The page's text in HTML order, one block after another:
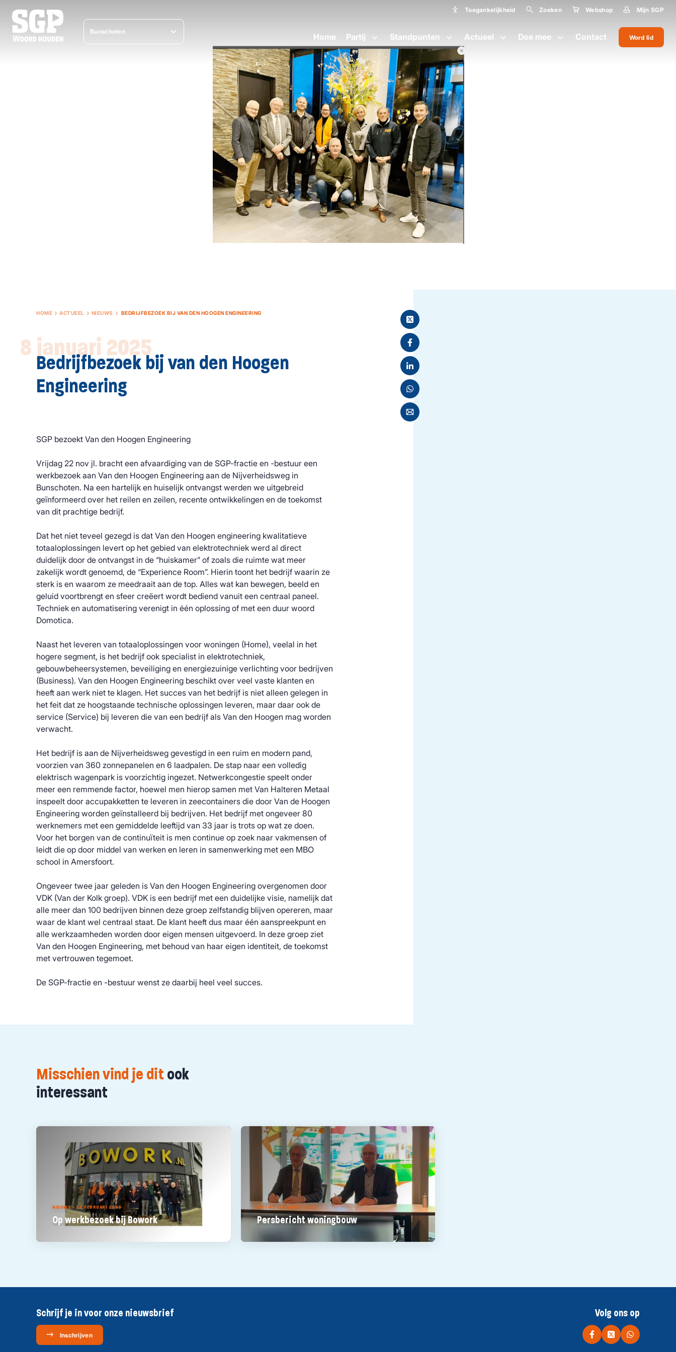
Toegankelijkheid
Lettergrootte
Zoeken Webshop Mijn SGP
Bunschoten
Word lid
Home Partij Standpunten Actueel Doe mee Contact
HOME ACTUEEL NIEUWS BEDRIJFBEZOEK BIJ VAN DEN HOOGEN ENGINEERING
8 januari 2025
Bedrijfbezoek bij van den Hoogen
Engineering
SGP bezoekt Van den Hoogen Engineering
Vrijdag 22 nov jl. bracht een afvaardiging van de SGP-fractie en -bestuur een
werkbezoek aan Van den Hoogen Engineering aan de Nijverheidsweg in
Bunschoten. Na een hartelijk en huiselijk ontvangst werden we uitgebreid
geïnformeerd over het reilen en zeilen, recente ontwikkelingen en de toekomst
van dit prachtige bedrijf.
Dat het niet teveel gezegd is dat Van den Hoogen engineering kwalitatieve
totaaloplossingen levert op het gebied van elektrotechniek werd al direct
duidelijk door de ontvangst in de “huiskamer” of zoals die ruimte wat meer
zakelijk wordt genoemd, de “Experience Room”. Hierin toont het bedrijf waarin ze
sterk is en waarom ze meedraait aan de top. Alles wat kan bewegen, beeld en
geluid voortbrengt en sfeer creëert wordt bediend vanuit een centraal paneel.
Techniek en automatisering verenigt in één oplossing of met een duur woord
Domotica.
Naast het leveren van totaaloplossingen voor woningen (Home), veelal in het
hogere segment, is het bedrijf ook specialist in elektrotechniek,
gebouwbeheersystemen, beveiliging en energiezuinige verlichting voor bedrijven
(Business). Van den Hoogen Engineering beschikt over veel vaste klanten en
heeft aan werk niet te klagen. Het succes van het bedrijf is niet alleen gelegen in
het feit dat ze hoogstaande technische oplossingen leveren, maar daar ook de
service (Service) bij leveren die van een bedrijf als Van den Hoogen mag worden
verwacht.
Het bedrijf is aan de Nijverheidsweg gevestigd in een ruim en modern pand,
voorzien van 360 zonnepanelen en 6 laadpalen. De stap naar een volledig
elektrisch wagenpark is voorzichtig ingezet. Netwerkcongestie speelt onder
meer een remmende factor, hoewel men hierop samen met Van Halteren Metaal
inspeelt door accupakketten te leveren in zeecontainers die door Van de Hoogen
Engineering worden geïnstalleerd bij bedrijven. Het bedrijf met ongeveer 80
werknemers met een gemiddelde leeftijd van 33 jaar is trots op wat ze doen.
Voor het borgen van de continuïteit is men continue op zoek naar vakmensen of
leidt die op door middel van werken en leren in samenwerking met een MBO
school in Amersfoort.
Ongeveer twee jaar geleden is Van den Hoogen Engineering overgenomen door
VDK (Van der Kolk groep). VDK is een bedrijf met een duidelijke visie, namelijk dat
alle meer dan 100 bedrijven binnen deze groep zelfstandig blijven opereren, maar
waar de klant wel centraal staat. De klant heeft dus maar één aanspreekpunt en
alle werkzaamheden worden door eigen mensen uitgevoerd. In deze groep ziet
Van den Hoogen Engineering, met behoud van haar eigen identiteit, de toekomst
met vertrouwen tegemoet.
De SGP-fractie en -bestuur wenst ze daarbij heel veel succes.
Misschien vind je dit ook
interessant
NIEUWS - 24 FEBRUARI 2023
Op werkbezoek bij Bowork
NIEUWS - 18 MAART 2022
Persbericht woningbouw
Schrijf je in voor onze nieuwsbrief
Inschrijven
Volg ons op